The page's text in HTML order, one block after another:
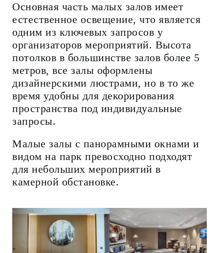
Основная часть малых залов имеет
естественное освещение, что является
одним из ключевых запросов у
организаторов мероприятий. Высота
потолков в большинстве залов более 5
метров, все залы оформлены
дизайнерскими люстрами, но в то же
время удобны для декорирования
пространства под индивидуальные
запросы.
Малые залы с панорамными окнами и
видом на парк превосходно подходят
для небольших мероприятий в
камерной обстановке.